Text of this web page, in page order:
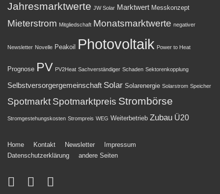
Jahresmarktwerte JW Solar Marktwert Messkonzept
Mieterstrom Mitgliedschaft Monatsmarktwerte negativer
Newsletter Novelle Peakoil Photovoltaik Power to Heat
Prognose PV PV2Heat Sachverständiger Schaden Sektorenkopplung
Selbstversorgergemeinschaft Solar Solarenergie Solarstrom Speicher
Spotmarkt Spotmarktpreis Strombörse
Stromgestehungskosten Strompreis WEG Weiterbetrieb Zubau Ü20
Footer-
Menü
Home Kontakt Newsletter
Impressum
Datenschutzerklärung
andere Seiten